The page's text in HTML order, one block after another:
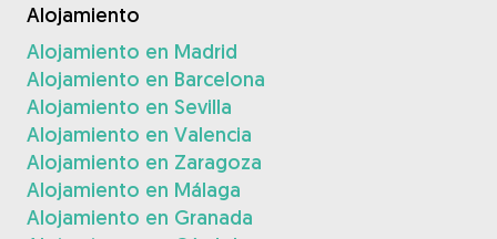
Alojamiento
Alojamiento en Madrid
Alojamiento en Barcelona
Alojamiento en Sevilla
Alojamiento en Valencia
Alojamiento en Zaragoza
Alojamiento en Málaga
Alojamiento en Granada